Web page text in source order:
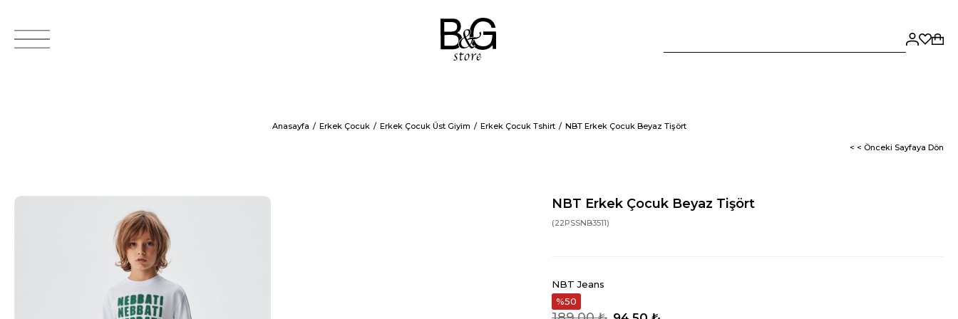
Anasayfa Erkek Çocuk Erkek Çocuk Üst Giyim Erkek Çocuk Tshirt NBT Erkek Çocuk Beyaz Tişört
< < Önceki Sayfaya Dön
NBT Erkek Çocuk Beyaz Tişört
(22PSSNB3511)
NBT Jeans
50